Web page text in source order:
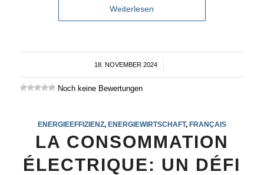
Weiterlesen
18. NOVEMBER 2024
/
Noch keine Bewertungen
ENERGIEEFFIZIENZ, ENERGIEWIRTSCHAFT, FRANÇAIS
LA CONSOMMATION
ÉLECTRIQUE: UN DÉFI